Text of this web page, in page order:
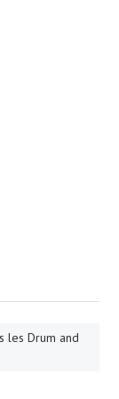
les Drum and